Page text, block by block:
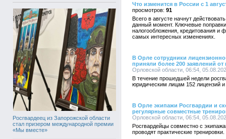
Росгвардеец из Запорожской области
стал призером международной премии
«Мы вместе»
Что изменится в России с 1
91
Всего в августе начнут
данный момент. Ключевые
налогообложения, кредитования и
самых интересных изменениях.
В Орле сотрудники
приняли более 200 заявлений от
Орловской области, 06:54,
В течение прошедшей недели
юридическим лицам 152 лицензий
В Орле экипажи Росгвардии и
регулярные совместные
Орловской области, 06:54,
Росгвардейцы совместно с
проводят практические тренировки.